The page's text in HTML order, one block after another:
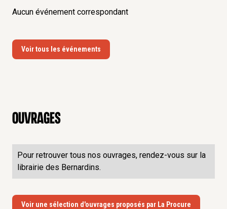
Aucun événement correspondant
Voir tous les événements
Ouvrages
Pour retrouver tous nos ouvrages, rendez-vous sur la
librairie des Bernardins.
Voir une sélection d'ouvrages proposés par La Procure